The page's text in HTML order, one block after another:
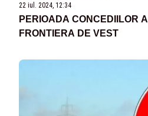
22 iul. 2024, 12:34
PERIOADA CONCEDIILOR
FRONTIERA DE VEST